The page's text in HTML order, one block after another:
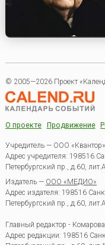
© 2005—2026 Проект
О проекте Продвижение
Учредитель — ООО «Квантор»
Адрес учредителя: 198516
Петербургский пр., д.60,
Издатель — ООО «МЕДИО»
Адрес издателя: 198516
Петербургский пр., д.60,
Главный редактор -
Адрес редакции: 198516